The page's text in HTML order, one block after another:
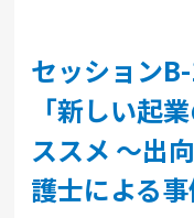
セッション
「新しい起
ススメ ～出
護士による